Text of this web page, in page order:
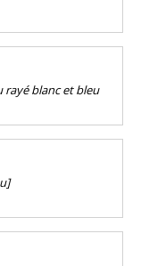
rayé blanc et bleu